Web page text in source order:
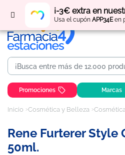
¡-3€ extra en
Usa el cupón APP34Een
Regístratey obtén
Promociones Marcas
Inicio Cosmética y Belleza
Rene Furterer Style
50ml.